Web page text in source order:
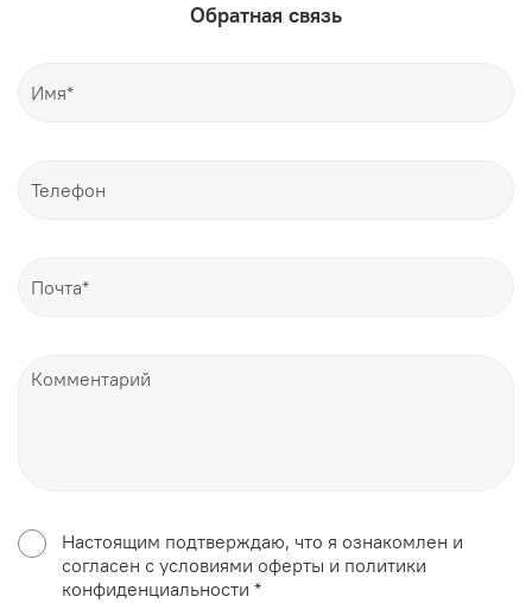
Обратная связь
Настоящим подтверждаю, что я ознакомлен и
согласен с условиями оферты и политики
конфиденциальности *